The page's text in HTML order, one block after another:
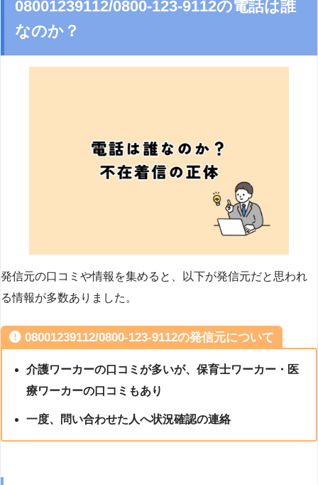
08001239112/0800-123-9112の電話は誰
なのか？
発信元の口コミや情報を集めると、以下が発信元だと思われ
る情報が多数ありました。
08001239112/0800-123-9112の発信元について
介護ワーカーの口コミが多いが、保育士ワーカー・医
療ワーカーの口コミもあり
一度、問い合わせた人へ状況確認の連絡